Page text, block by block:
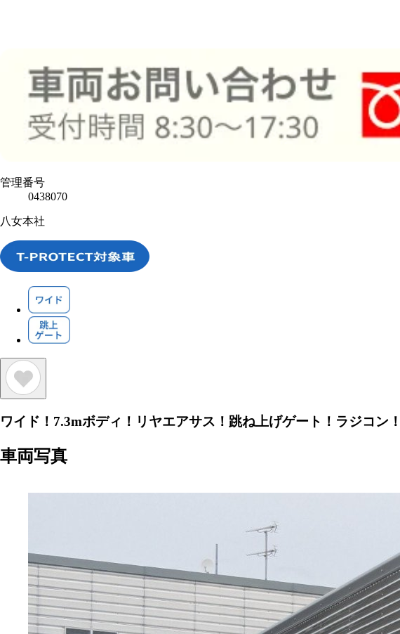
管理番号
0438070
八女本社
ワイド！7.3mボディ！リヤエアサス！跳ね上げゲート！ラジコン！
車両写真